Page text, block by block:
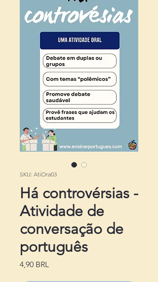
SKU: AtiOra03
Há controvérsias -
Atividade de
conversação de
português
4,90 BRL